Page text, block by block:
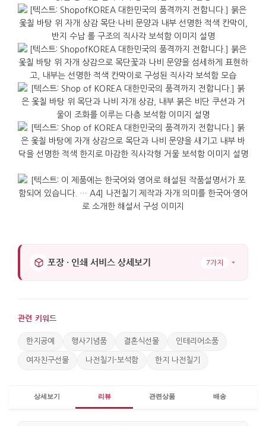
포장 · 인쇄 서비스 상세보기 7가지
관련 키워드
한지공예 행사기념품 결혼식선물 인테리어소품
여자친구선물 나전칠기-보석함 한지 나전칠기
상세보기 리뷰 관련상품 배송